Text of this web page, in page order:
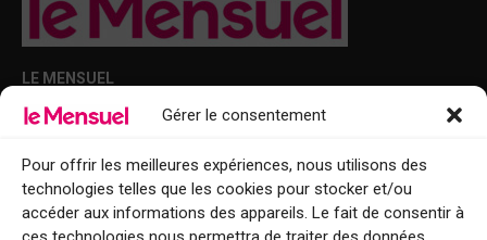
Gérer le consentement
Pour offrir les meilleures expériences, nous utilisons des
technologies telles que les cookies pour stocker et/ou
accéder aux informations des appareils. Le fait de consentir à
LE MENSUEL
Points de diffusion Var et Alpes-Maritimes : oû trouver Le Mensuel ?
Le Mensuel en PDF : consultez le magazine en ligne
Qui sommes-nous ?
BFM Top Sorties